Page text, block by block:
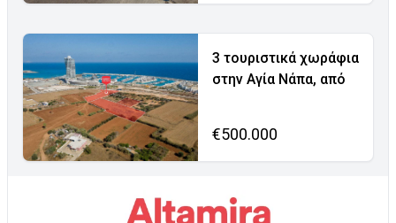
3 τουριστικά χωράφια
στην Αγία Νάπα, από
€500.000